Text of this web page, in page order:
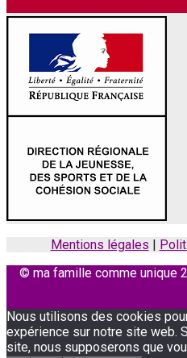
Mentions légales |
© ma famille comme unique
Nous utilisons des cookies
expérience sur notre site web.
site, nous supposerons que